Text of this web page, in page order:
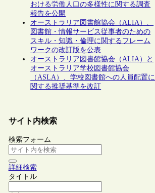
おける労働人口の多様性に関する調査
報告を公開
オーストラリア図書館協会（ALIA）、
図書館・情報サービス従事者のための
スキル・知識・倫理に関するフレーム
ワークの改訂版を公表
オーストラリア図書館協会（ALIA）と
オーストラリア学校図書館協会
（ASLA）、学校図書館への人員配置に
関する推奨基準を改訂
サイト内検索
検索フォーム
詳細検索
タイトル